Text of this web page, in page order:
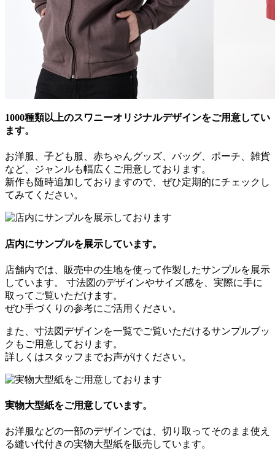
1000種類以上のスワニーオリジナルデザインをご用意してい
ます。
お洋服、子ども服、赤ちゃんグッズ、バッグ、ポーチ、雑貨
など、ジャンルも幅広くご用意しております。
新作も随時追加しておりますので、ぜひ定期的にチェックし
てみてください。
店内にサンプルを展示しています。
店舗内では、販売中の生地を使って作製したサンプルを展示
しています。 寸法図のデザインやサイズ感を、実際に手に
取ってご覧いただけます。
ぜひ手づくりの参考にご活用ください。
また、寸法図デザインを一覧でご覧いただけるサンプルブッ
クもご用意しております。
詳しくはスタッフまでお声がけください。
実物大型紙をご用意しています。
お洋服などの一部のデザインでは、切り取ってそのまま使え
る縫い代付きの実物大型紙を販売しています。